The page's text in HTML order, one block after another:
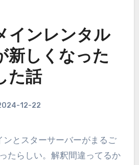
インレンタル
新しくなった
た話
12-22
たらしい。解釈間違ってるか